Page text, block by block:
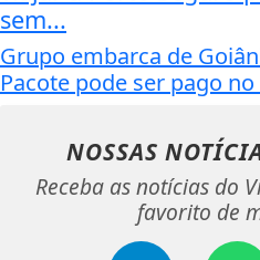
sem...
Grupo embarca de
Pacote pode ser pago
NOSSAS
Receba as notícias do
favorito de